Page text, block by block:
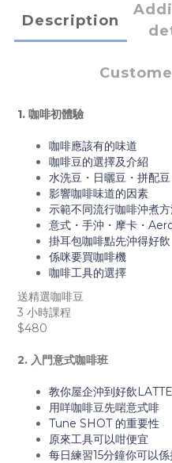
Description
1. 咖啡初體驗
咖啡應該有的味道
咖啡豆的選擇及介紹
水洗豆・日曬豆・拼配
影響咖啡味道的因素
示範不同流行咖啡沖煮方
意式・手沖・摩卡・
掛耳包咖啡點先沖得好飲
係咪要買咖啡機
咖啡工具的選擇
送精選咖啡豆
3 小時課程
$480
2. 入門意式咖啡班
教你屋企沖到好飲LATTE
用咩咖啡豆先啱意式啡
Tune SHOT 的重要性
原來工具可以咁便宜
每日練習15分鐘你可以